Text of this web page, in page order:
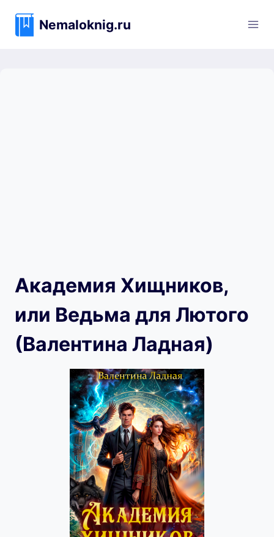
содержимому
Nemaloknig.ru
Академия Хищников,
или Ведьма для Лютого
(Валентина Ладная)